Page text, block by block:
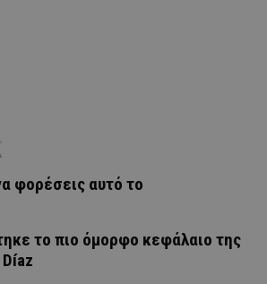
φορέσεις αυτό το
το πιο όμορφο κεφάλαιο της